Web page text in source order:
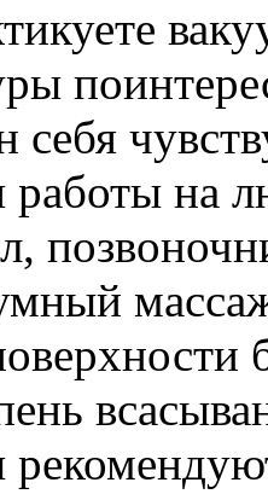
себя
работы на